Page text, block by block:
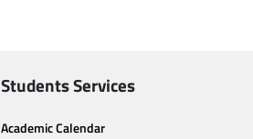
Students Services
Academic Calendar